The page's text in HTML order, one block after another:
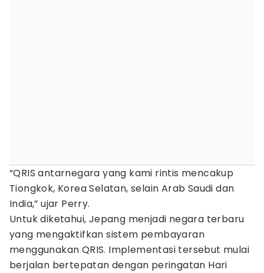
“QRIS antarnegara yang kami rintis mencakup
Tiongkok, Korea Selatan, selain Arab Saudi dan
India,” ujar Perry.
Untuk diketahui, Jepang menjadi negara terbaru
yang mengaktifkan sistem pembayaran
menggunakan QRIS. Implementasi tersebut mulai
berjalan bertepatan dengan peringatan Hari